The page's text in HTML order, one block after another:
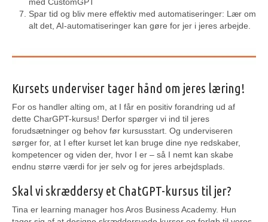
Spar tid og bliv mere effektiv med automatiseringer: Lær om
alt det, AI-automatiseringer kan gøre for jer i jeres arbejde.
Kursets underviser tager hånd om jeres læring!
For os handler alting om, at I får en positiv forandring ud af
dette CharGPT-kursus! Derfor spørger vi ind til jeres
forudsætninger og behov før kursusstart. Og underviseren
sørger for, at I efter kurset let kan bruge dine nye redskaber,
kompetencer og viden der, hvor I er – så I nemt kan skabe
endnu større værdi for jer selv og for jeres arbejdsplads.
Skal vi skræddersy et ChatGPT-kursus til jer?
Tina er learning manager hos Aros Business Academy. Hun